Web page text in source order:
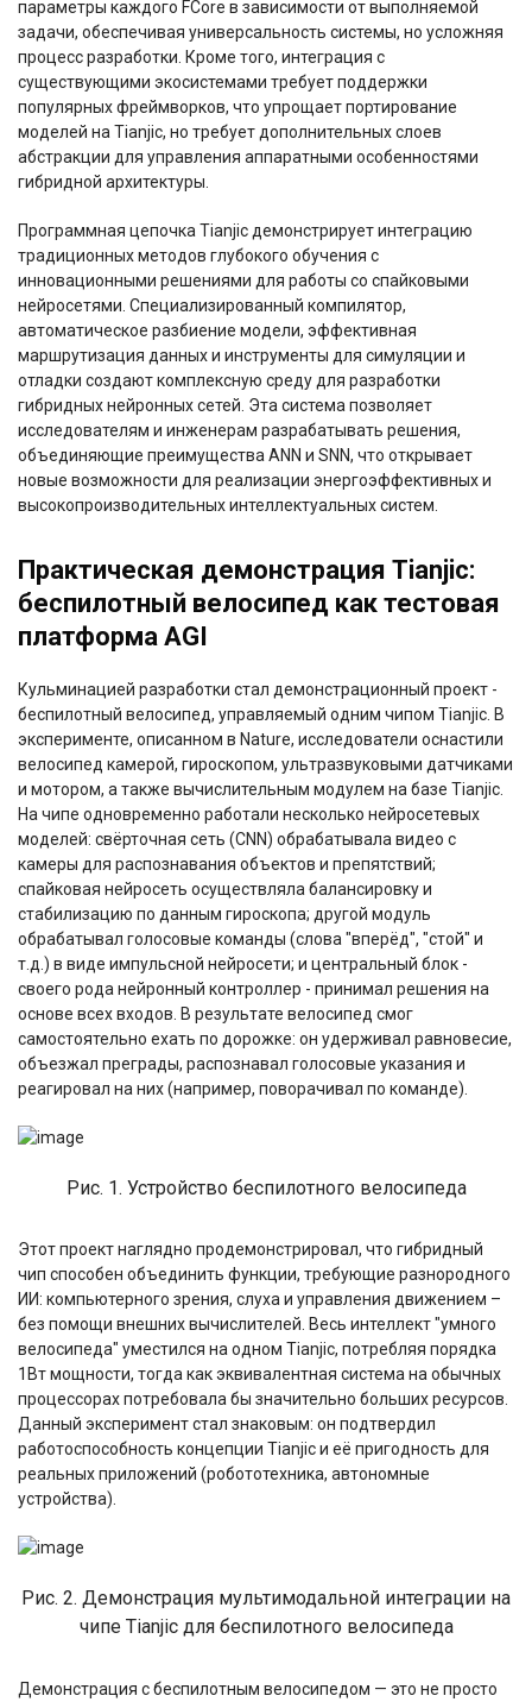
параметры каждого FCore в зависимости от выполняемой
задачи, обеспечивая универсальность системы, но усложняя
процесс разработки. Кроме того, интеграция с
существующими экосистемами требует поддержки
популярных фреймворков, что упрощает портирование
моделей на Tianjic, но требует дополнительных слоев
абстракции для управления аппаратными особенностями
гибридной архитектуры.
Программная цепочка Tianjic демонстрирует интеграцию
традиционных методов глубокого обучения с
инновационными решениями для работы со спайковыми
нейросетями. Специализированный компилятор,
автоматическое разбиение модели, эффективная
маршрутизация данных и инструменты для симуляции и
отладки создают комплексную среду для разработки
гибридных нейронных сетей. Эта система позволяет
исследователям и инженерам разрабатывать решения,
объединяющие преимущества ANN и SNN, что открывает
новые возможности для реализации энергоэффективных и
высокопроизводительных интеллектуальных систем.
Практическая демонстрация Tianjic:
беспилотный велосипед как тестовая
платформа AGI
Кульминацией разработки стал демонстрационный проект -
беспилотный велосипед, управляемый одним чипом Tianjic. В
эксперименте, описанном в Nature, исследователи оснастили
велосипед камерой, гироскопом, ультразвуковыми датчиками
и мотором, а также вычислительным модулем на базе Tianjic.
На чипе одновременно работали несколько нейросетевых
моделей: свёрточная сеть (CNN) обрабатывала видео с
камеры для распознавания объектов и препятствий;
спайковая нейросеть осуществляла балансировку и
стабилизацию по данным гироскопа; другой модуль
обрабатывал голосовые команды (слова "вперёд", "стой" и
т.д.) в виде импульсной нейросети; и центральный блок -
своего рода нейронный контроллер - принимал решения на
основе всех входов. В результате велосипед смог
самостоятельно ехать по дорожке: он удерживал равновесие,
объезжал преграды, распознавал голосовые указания и
реагировал на них (например, поворачивал по команде).
Рис. 1. Устройство беспилотного велосипеда
Этот проект наглядно продемонстрировал, что гибридный
чип способен объединить функции, требующие разнородного
ИИ: компьютерного зрения, слуха и управления движением –
без помощи внешних вычислителей. Весь интеллект "умного
велосипеда" уместился на одном Tianjic, потребляя порядка
1Вт мощности, тогда как эквивалентная система на обычных
процессорах потребовала бы значительно больших ресурсов.
Данный эксперимент стал знаковым: он подтвердил
работоспособность концепции Tianjic и её пригодность для
реальных приложений (робототехника, автономные
устройства).
Рис. 2. Демонстрация мультимодальной интеграции на
чипе Tianjic для беспилотного велосипеда
Демонстрация с беспилотным велосипедом — это не просто